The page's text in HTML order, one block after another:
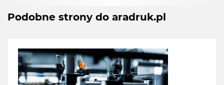
Podobne strony do aradruk.pl